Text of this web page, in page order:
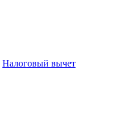
Налоговый вычет